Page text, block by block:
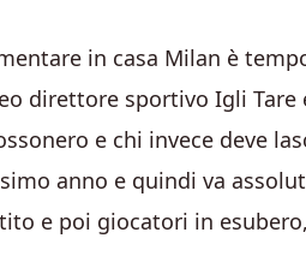
in casa Milan è
direttore sportivo Igli
e chi invece deve
anno e quindi va
e poi giocatori in